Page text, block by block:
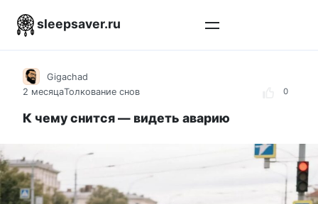
sleepsaver.ru
0
Gigachad
2 месяцаТолкование снов
К чему снится — видеть аварию